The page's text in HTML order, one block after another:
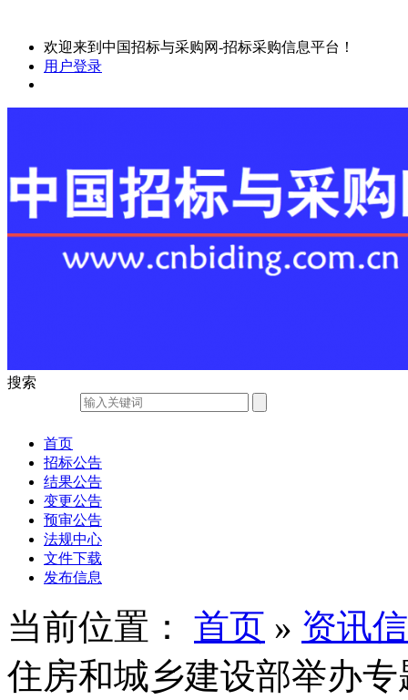
欢迎来到中国招标与采购网-招标采购信息平台！
用户登录
搜索
首页
招标公告
结果公告
变更公告
预审公告
法规中心
文件下载
发布信息
当前位置： 首页 » 资讯
住房和城乡建设部举办